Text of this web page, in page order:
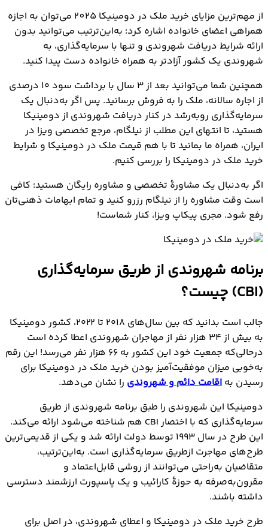
از مهم‌ترین مزایای خرید ملک در دومینیکا 2025 می‌توان به اجازه
همراهی اعضای خانواده اشاره کرد؛ به‌این‌ترتیب می‌توانید بدون
ارائه شرایط دریافت شهروندی و تنها با سرمایه‌گذاری، به
شهروندی یک کشور آزادتر به همراه خانواده دست پیدا کنید.
همچنین شما می‌توانید بعد از ۳ سال با برداشت سود ۱۰ درصدی
از اجاره سالانه، ملک را به فروش برسانید. پس اگر به‌دنبال یک
سرمایه‌گذاری روبه‌رشد در کنار دریافت شهروندی از دومینیکا
هستید، تا انتهای این مطلب از نیلگام، مرجع تخصصی ویزا در
ایران، همراه ما بمانید تا با هم قیمت ملک در دومینیکا و شرایط
خرید ملک در دومینیکا را بررسی کنیم.
اگر به‌دنبال یک مشاورۀ تخصصی و مشاوره رایگان هستید؛ کافی
است وقت مشاوره را از نیلگام رزرو کنید و تمام ابهامات ذهنی‌تان
رفع شود. مجری پیکاپ ویزا، کنار شماست!
برنامه شهروندی از طریق سرمایه‌گذاری
(CBI) چیست؟
جالب است بدانید که بین سال‌های ۲۰۱۸ تا ۲۰۲۲، کشور دومینیکا
به بیش از ۳۴ هزار نفر از مهاجران شهروندی اعطا کرده است
درحالی‌که جمعیت خود این کشور به ۶۶ هزار نفر می‌رسد! این رقم
به‌خوبی میزان موفقیت‌آمیز بودن خرید ملک در دومینیکا برای
رسیدن به اقامت دائم و شهروندی را نشان می‌دهد.
دومینیکا این شهروندی را طبق برنامه شهروندی از طریق
سرمایه‌گذاری که با اختصار CBI هم شناخته می‌شود ارائه می‌کند.
این طرح در سال ۱۹۹۳ توسط دولت ارائه شد و یکی از قدیمی‌ترین
طرح‌های مهاجرت ازطریق سرمایه‌گذاری است. به‌این‌ترتیب،
متقاضیان به‌راحتی می‌توانند از روشی قابل‌اعتماد و
مقرون‌به‌صرفه به حوزۀ کارائیب و یک پاسپورت ارزشمند دسترسی
داشته باشند.
طرح خرید ملک در دومینیکا و اعطای شهروندی، در اصل برای